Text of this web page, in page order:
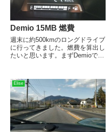
Demio 15MB 燃費
週末に約500kmのロングドライブ
に行ってきました。燃費を算出し
たいと思います。まずDemioです
可能距離が30kmになるまで走行
してガソリンを空に近い状態にし
て初回の給油を行いま...
Elise